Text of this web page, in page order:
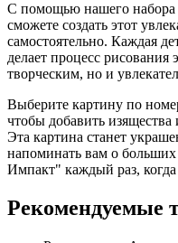
С помощью нашего набора
сможете создать этот
самостоятельно. Каждая
делает процесс рисования
творческим, но и
Выберите картину по
чтобы добавить изящества
Эта картина станет
напоминать вам о
Импакт" каждый раз, когда
Рекомендуемые